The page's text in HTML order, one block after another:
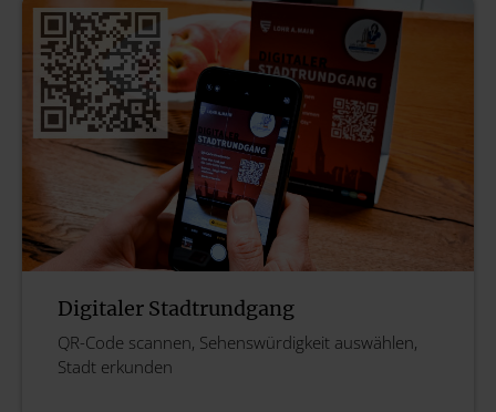
Digitaler Stadtrundgang
QR-Code scannen, Sehenswürdigkeit auswählen,
Stadt erkunden